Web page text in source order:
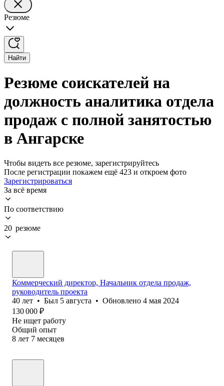
Резюме
Найти
Резюме соискателей на
должность аналитика отдела
продаж с полной занятостью
в Ангарске
Чтобы видеть все резюме, зарегистрируйтесь
После регистрации покажем ещё 423 и откроем фото
Зарегистрироваться
За всё время
По соответствию
20 резюме
Коммерческий директор, Начальник отдела продаж,
руководитель проекта
40 лет • Был 5 августа • Обновлено 4 мая 2024
130 000 ₽
Не ищет работу
Общий опыт
8 лет 7 месяцев